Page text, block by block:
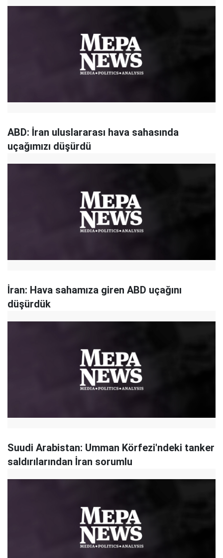
ABD: İran uluslararası hava sahasında
uçağımızı düşürdü
İran: Hava sahamıza giren ABD uçağını
düşürdük
Suudi Arabistan: Umman Körfezi'ndeki tanker
saldırılarından İran sorumlu